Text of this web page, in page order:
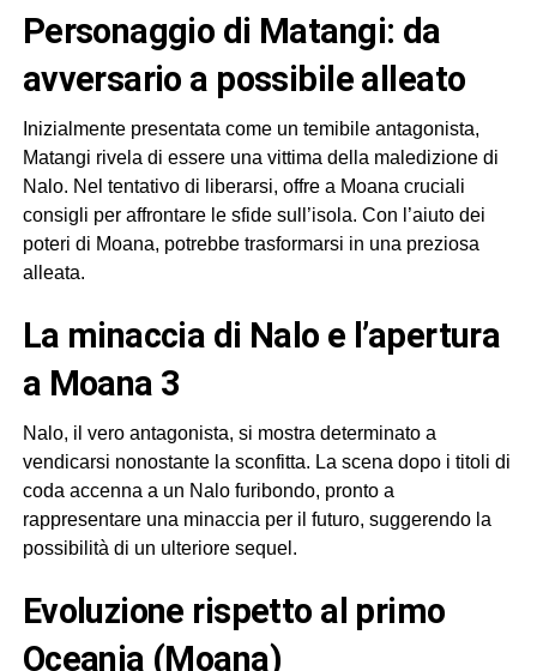
Personaggio di Matangi: da
avversario a possibile alleato
Inizialmente presentata come un temibile antagonista,
Matangi rivela di essere una vittima della maledizione di
Nalo. Nel tentativo di liberarsi, offre a Moana cruciali
consigli per affrontare le sfide sull’isola. Con l’aiuto dei
poteri di Moana, potrebbe trasformarsi in una preziosa
alleata.
La minaccia di Nalo e l’apertura
a Moana 3
Nalo, il vero antagonista, si mostra determinato a
vendicarsi nonostante la sconfitta. La scena dopo i titoli di
coda accenna a un Nalo furibondo, pronto a
rappresentare una minaccia per il futuro, suggerendo la
possibilità di un ulteriore sequel.
Evoluzione rispetto al primo
Oceania (Moana)